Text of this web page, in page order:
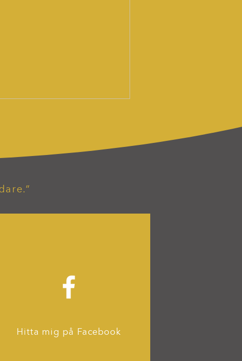
Hitta mig på Facebook